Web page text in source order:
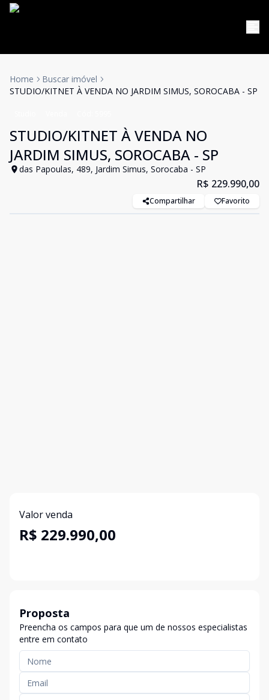
Home
Buscar imóvel
STUDIO/KITNET À VENDA NO JARDIM SIMUS, SOROCABA - SP
STUDIO/KITNET À VENDA NO
JARDIM SIMUS, SOROCABA - SP
das Papoulas, 489, Jardim Simus, Sorocaba - SP
R$ 229.990,00
Compartilhar Favorito
Valor venda
R$ 229.990,00
Proposta
Preencha os campos para que um de nossos especialistas
entre em contato